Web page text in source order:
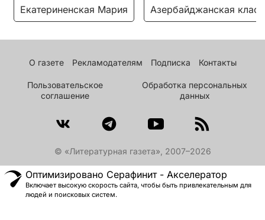
Екатериненская Мария Азербайджанская
О газете Рекламодателям Подписка Контакты
Пользовательское
соглашение
Обработка персональных
данных
© «Литературная газета», 2007–2026
Оптимизировано Серафинит - Акселератор
Включает высокую скорость сайта, чтобы быть привлекательным для
людей и поисковых систем.